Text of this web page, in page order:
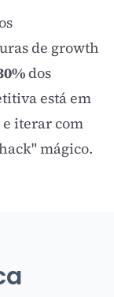
de growth
dos
está em
iterar com
mágico.